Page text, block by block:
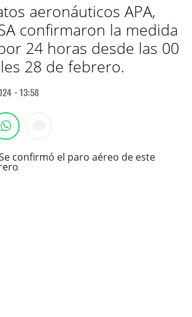
aeronáuticos APA,
confirmaron la medida
24 horas desde las 00
28 de febrero.
- 13:58